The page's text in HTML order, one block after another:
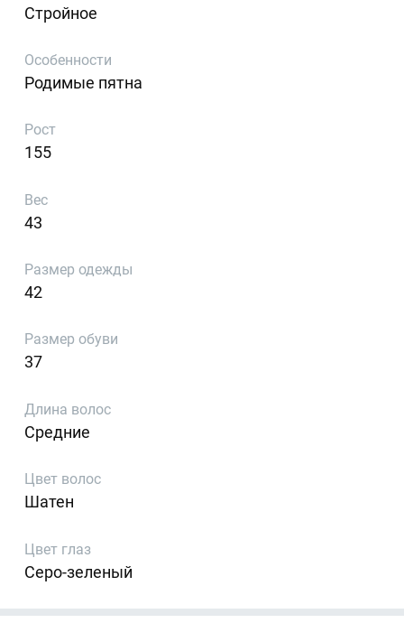
Стройное
Особенности
Родимые пятна
Рост
155
Вес
43
Размер одежды
42
Размер обуви
37
Длина волос
Средние
Цвет волос
Шатен
Цвет глаз
Серо-зеленый